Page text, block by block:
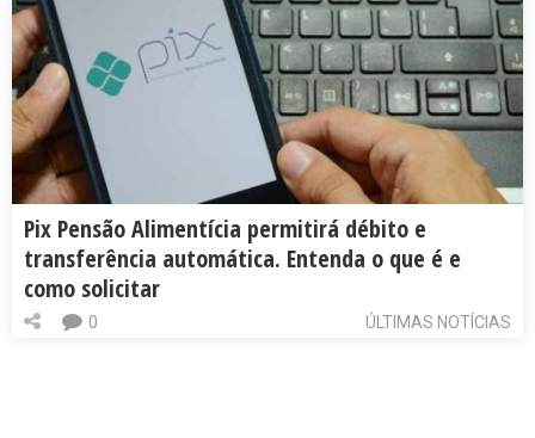
Pix Pensão Alimentícia permitirá débito e
transferência automática. Entenda o que é e
como solicitar
ÚLTIMAS NOTÍCIAS
0